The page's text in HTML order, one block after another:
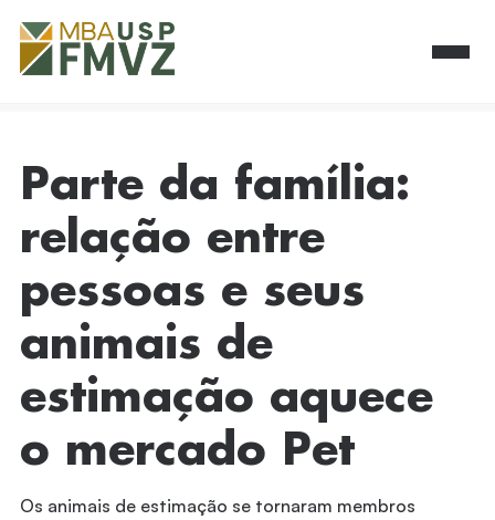
Parte da família:
relação entre
pessoas e seus
animais de
estimação aquece
o mercado Pet
Os animais de estimação se tornaram membros